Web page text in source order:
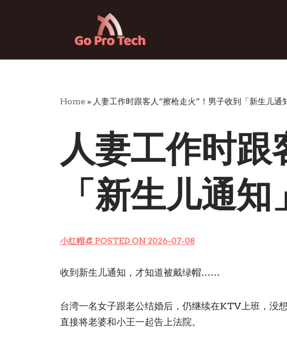
Home » 人妻工作时跟客人“擦枪走火”！男子收到「新生儿通
人妻工作时跟
「新生儿通
小红帽👒 POSTED ON 2026-07-08
收到新生儿通知，才知道被戴绿帽……
台湾一名女子跟老公结婚后，仍继续在KTV上班，没
直接将老婆和小王一起告上法院。